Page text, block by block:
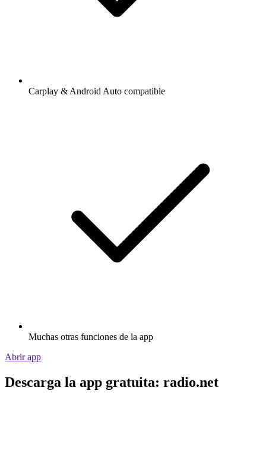
Carplay & Android Auto compatible
Muchas otras funciones de la app
Abrir app
Descarga la app gratuita: radio.net